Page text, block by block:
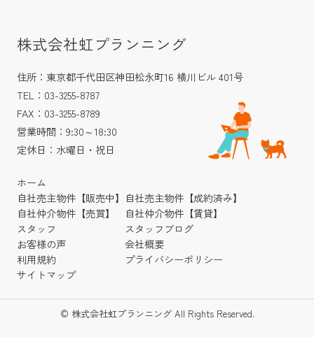
株式会社虹プランニング
住所：東京都千代田区神田松永町16 横川ビル 401号
TEL：03-3255-8787
FAX：03-3255-8789
営業時間：9:30～18:30
定休日：水曜日・祝日
ホーム
自社売主物件【販売中】
自社仲介物件【売買】
スタッフ
お客様の声
利用規約
サイトマップ
自社売主物件【成約済み】
自社仲介物件【賃貸】
スタッフブログ
会社概要
プライバシーポリシー
© 株式会社虹プランニング All Rights Reserved.